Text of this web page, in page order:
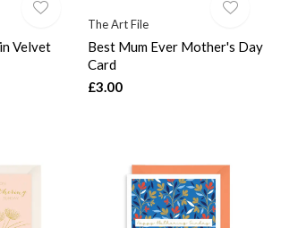
Velvet
The Art File
Best Mum Ever Mother's Day
Card
£3.00